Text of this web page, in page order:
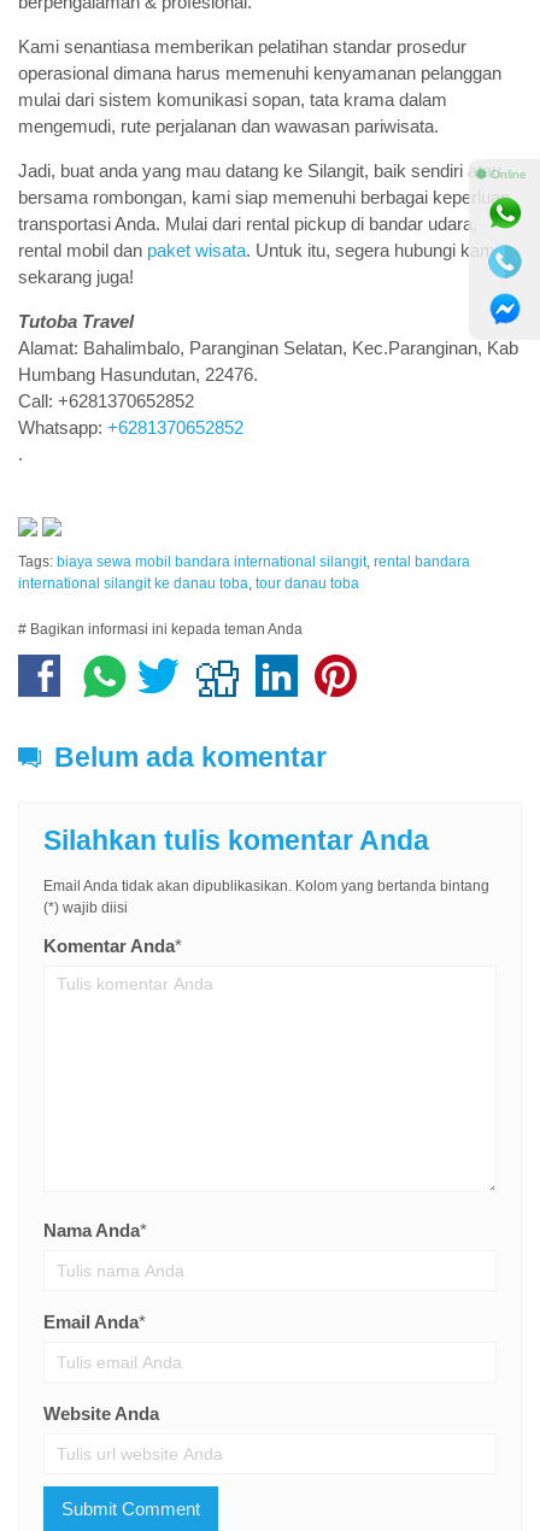
Kami senantiasa memberikan pelatihan standar prosedur
operasional dimana harus memenuhi kenyamanan pelanggan
mulai dari sistem komunikasi sopan, tata krama dalam
mengemudi, rute perjalanan dan wawasan pariwisata.
Jadi, buat anda yang mau datang ke Silangit, baik sendiri atau
bersama rombongan, kami siap memenuhi berbagai keperluan
transportasi Anda. Mulai dari rental pickup di bandar udara,
rental mobil dan paket wisata. Untuk itu, segera hubungi kami
sekarang juga!
Tutoba Travel
Alamat: Bahalimbalo, Paranginan Selatan, Kec.Paranginan, Kab
Humbang Hasundutan, 22476.
Call: +6281370652852
Whatsapp: +6281370652852
.
Tags: biaya sewa mobil bandara international silangit, rental bandara
international silangit ke danau toba tour danau toba
# Bagikan informasi ini kepada teman Anda
Belum ada komentar
Silahkan tulis komentar Anda
Email Anda tidak akan dipublikasikan. Kolom yang bertanda bintang
(*) wajib diisi
Komentar Anda*
Nama Anda*
Email Anda*
Website Anda
⚫ Online